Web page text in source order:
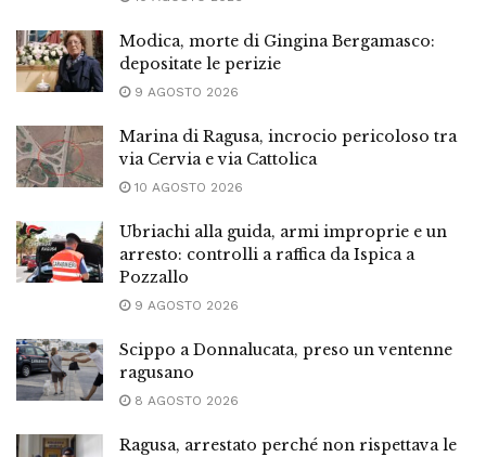
Modica, morte di Gingina Bergamasco:
depositate le perizie
9 AGOSTO 2026
Marina di Ragusa, incrocio pericoloso tra
via Cervia e via Cattolica
10 AGOSTO 2026
Ubriachi alla guida, armi improprie e un
arresto: controlli a raffica da Ispica a
Pozzallo
9 AGOSTO 2026
Scippo a Donnalucata, preso un ventenne
ragusano
8 AGOSTO 2026
Ragusa, arrestato perché non rispettava le